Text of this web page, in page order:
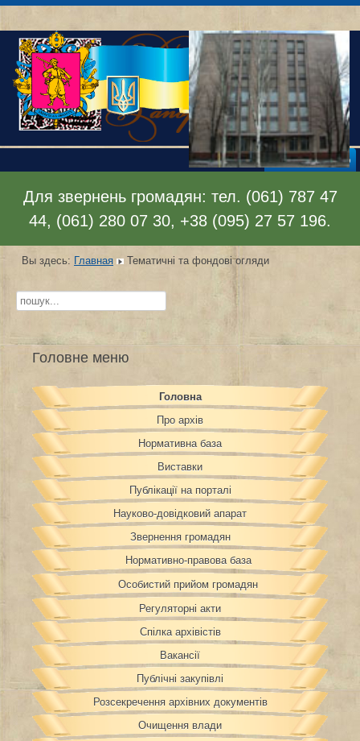
Раскрыть меню
Для звернень громадян: тел. (061) 787 47
44, (061) 280 07 30, +38 (095) 27 57 196.
Вы здесь: Главная Тематичні та фондові огляди
Искать...
Головне меню
Головна
Про архів
Нормативна база
Виставки
Публікації на порталі
Науково-довідковий апарат
Звернення громадян
Нормативно-правова база
Особистий прийом громадян
Регуляторні акти
Спілка архівістів
Вакансії
Публічні закупівлі
Розсекречення архівних документів
Очищення влади